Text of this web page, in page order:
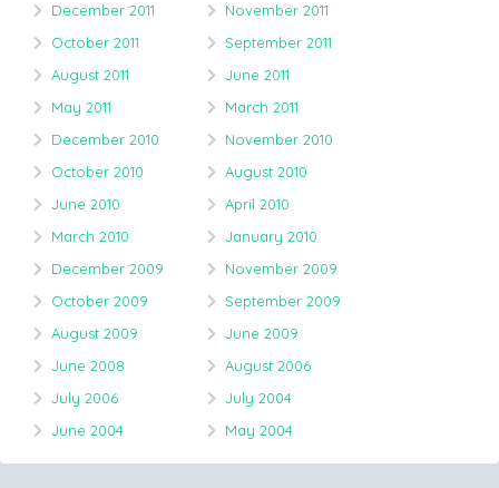
December 2011
November 2011
October 2011
September 2011
August 2011
June 2011
May 2011
March 2011
December 2010
November 2010
October 2010
August 2010
June 2010
April 2010
March 2010
January 2010
December 2009
November 2009
October 2009
September 2009
August 2009
June 2009
June 2008
August 2006
July 2006
July 2004
June 2004
May 2004